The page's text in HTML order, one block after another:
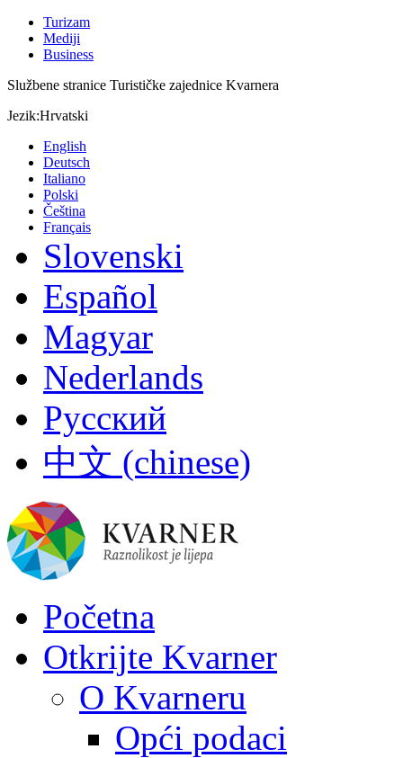
Turizam
Mediji
Business
Službene stranice Turističke zajednice Kvarnera
Jezik:Hrvatski
English
Deutsch
Italiano
Polski
Čeština
Français
Slovenski
Español
Magyar
Nederlands
Русский
中文 (chinese)
Početna
Otkrijte Kvarner
O Kvarneru
Opći podaci